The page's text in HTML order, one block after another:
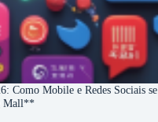
Como Mobile e Redes Sociais se
Mall**